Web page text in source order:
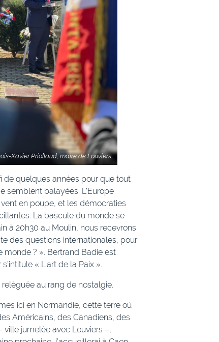
Xavier Priollaud, maire de Louviers.
de quelques années pour que tout
semblent balayées. L’Europe
en poupe, et les démocraties
La bascule du monde se
à 20h30 au Moulin, nous recevrons
des questions internationales, pour
monde ? ». Bertrand Badie est
« L’art de la Paix ».
au rang de nostalgie.
ici en Normandie, cette terre où
Américains, des Canadiens, des
ville jumelée avec Louviers –,